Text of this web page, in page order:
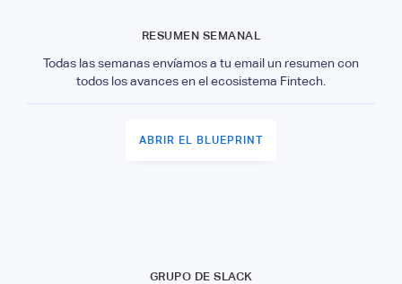
RESUMEN SEMANAL
Todas las semanas envíamos a tu email un resumen con
todos los avances en el ecosistema Fintech.
ABRIR EL BLUEPRINT
GRUPO DE SLACK